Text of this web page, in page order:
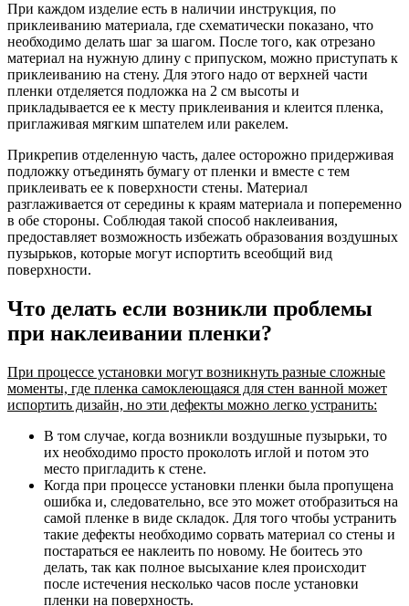
При каждом изделие есть в наличии инструкция, по
приклеиванию материала, где схематически показано, что
необходимо делать шаг за шагом. После того, как отрезано
материал на нужную длину с припуском, можно приступать к
приклеиванию на стену. Для этого надо от верхней части
пленки отделяется подложка на 2 см высоты и
прикладывается ее к месту приклеивания и клеится пленка,
приглаживая мягким шпателем или ракелем.
Прикрепив отделенную часть, далее осторожно придерживая
подложку отъединять бумагу от пленки и вместе с тем
приклеивать ее к поверхности стены. Материал
разглаживается от середины к краям материала и попеременно
в обе стороны. Соблюдая такой способ наклеивания,
предоставляет возможность избежать образования воздушных
пузырьков, которые могут испортить всеобщий вид
поверхности.
Что делать если возникли проблемы
при наклеивании пленки?
При процессе установки могут возникнуть разные сложные
моменты, где пленка самоклеющаяся для стен ванной может
испортить дизайн, но эти дефекты можно легко устранить:
В том случае, когда возникли воздушные пузырьки, то
их необходимо просто проколоть иглой и потом это
место пригладить к стене.
Когда при процессе установки пленки была пропущена
ошибка и, следовательно, все это может отобразиться на
самой пленке в виде складок. Для того чтобы устранить
такие дефекты необходимо сорвать материал со стены и
постараться ее наклеить по новому. Не боитесь это
делать, так как полное высыхание клея происходит
после истечения несколько часов после установки
пленки на поверхность.